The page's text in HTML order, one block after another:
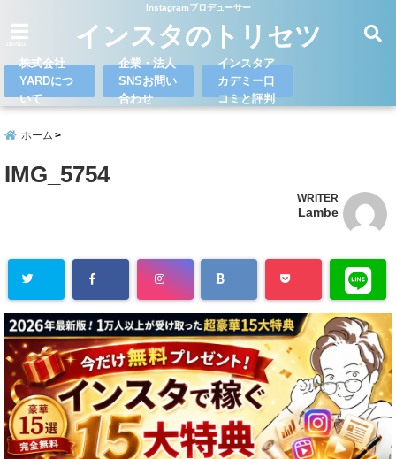
Instagramプロデューサー
インスタのトリセツ
株式会社
YARDにつ
いて
企業・法人
SNSお問い
合わせ
インスタア
カデミー口
コミと評判
ホーム
IMG_5754
WRITER
Lambe